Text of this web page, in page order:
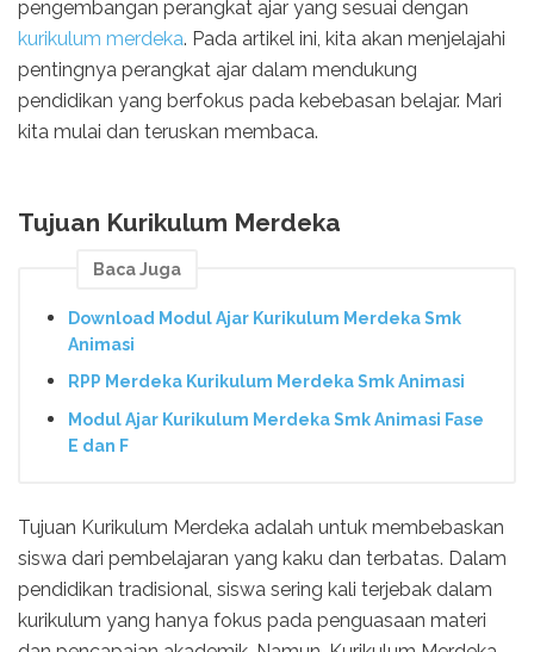
pengembangan perangkat ajar yang sesuai dengan
kurikulum merdeka. Pada artikel ini, kita akan menjelajahi
pentingnya perangkat ajar dalam mendukung
pendidikan yang berfokus pada kebebasan belajar. Mari
kita mulai dan teruskan membaca.
Tujuan Kurikulum Merdeka
Baca Juga
Download Modul Ajar Kurikulum Merdeka Smk
Animasi
RPP Merdeka Kurikulum Merdeka Smk Animasi
Modul Ajar Kurikulum Merdeka Smk Animasi Fase
E dan F
Tujuan Kurikulum Merdeka adalah untuk membebaskan
siswa dari pembelajaran yang kaku dan terbatas. Dalam
pendidikan tradisional, siswa sering kali terjebak dalam
kurikulum yang hanya fokus pada penguasaan materi